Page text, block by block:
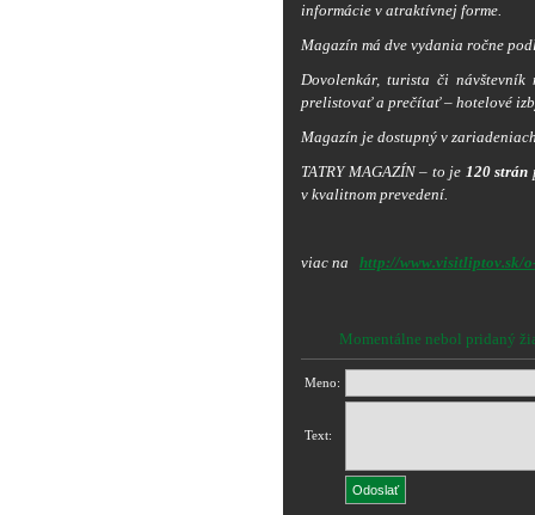
informácie v atraktívnej forme.
Magazín má dve vydania ročne
Dovolenkár, turista či návštevník
prelistovať a prečítať – hotelové
Magazín je dostupný v
TATRY MAGAZÍN – to je 120 strán
v kvalitnom prevedení.
viac na http://www.visitliptov.sk/
Momentálne nebol pridaný
Meno:
Text: